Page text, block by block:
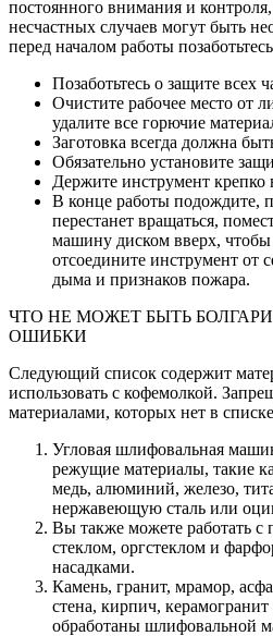
постоянного внимания и
несчастных случаев могут быть
перед началом работы
Позаботьтесь о защите всех
Очистите рабочее место от
удалите все горючие
Заготовка всегда должна
Обязательно установите
Держите инструмент крепко
В конце работы подождите,
перестанет вращаться,
машину диском вверх, чтобы
отсоедините инструмент от
дыма и признаков пожара.
ЧТО НЕ МОЖЕТ БЫТЬ
ОШИБКИ
Следующий список содержит
использовать с кофемолкой.
материалами, которых нет в
Угловая шлифовальная
режущие материалы, такие
медь, алюминий, железо,
нержавеющую сталь или
Вы также можете работать с
стеклом, оргстеклом и
насадками.
Камень, гранит, мрамор,
стена, кирпич,
обработаны шлифовальной